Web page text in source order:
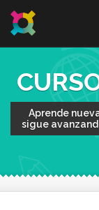
Aprende
sigue